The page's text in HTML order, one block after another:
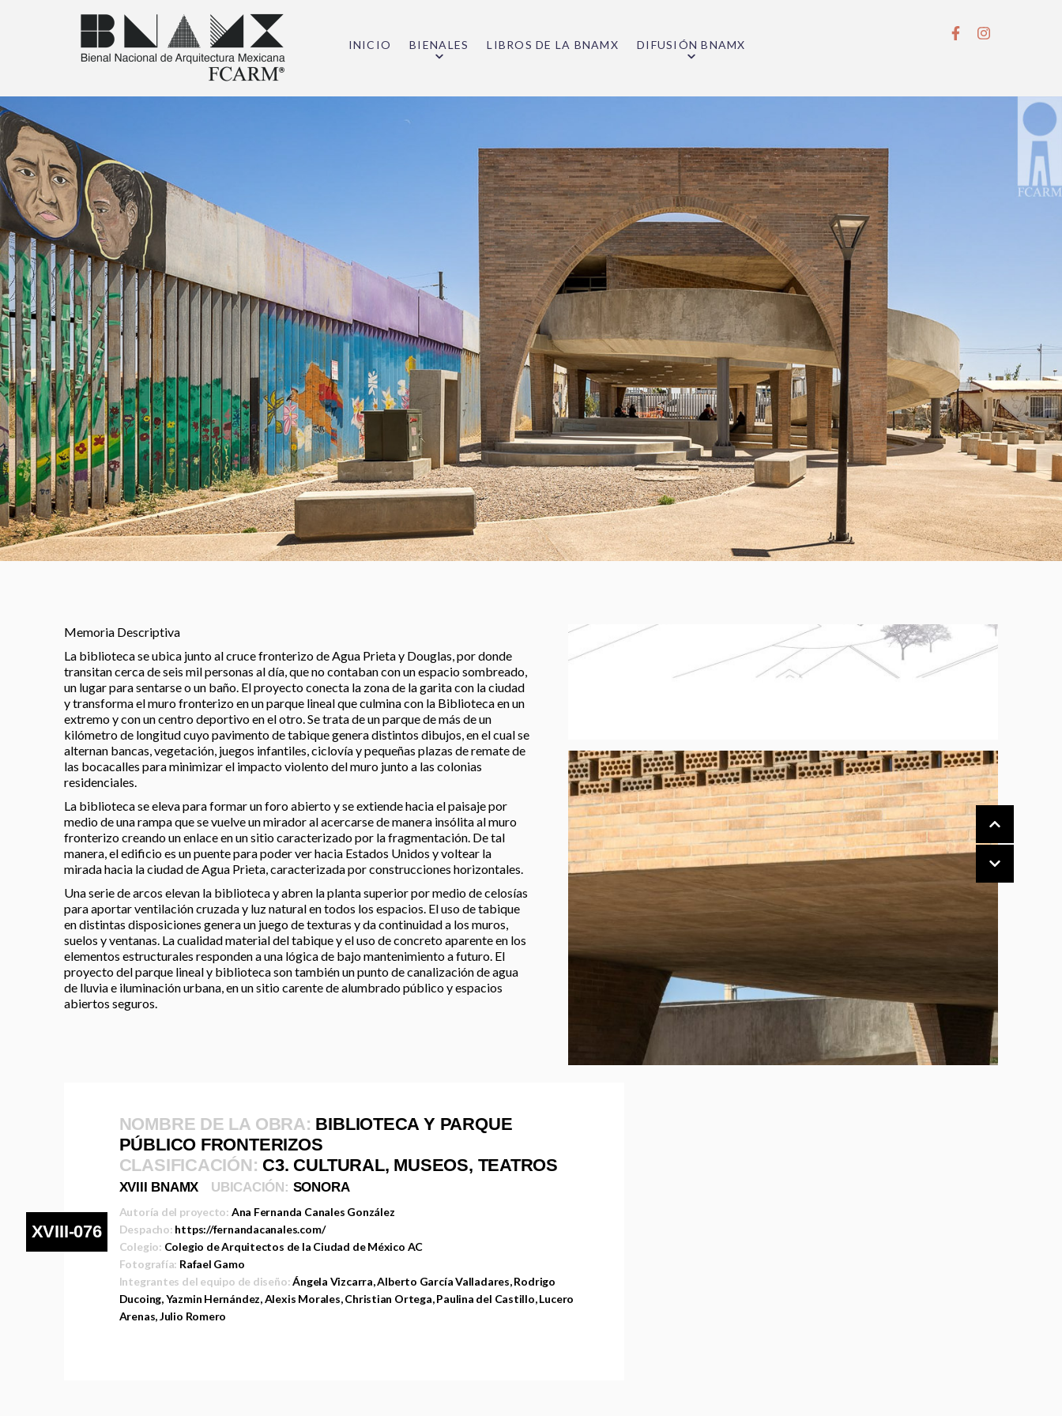
INICIO BIENALES LIBROS DE LA BNAMX DIFUSIÓN BNAMX
Memoria Descriptiva
La biblioteca se ubica junto al cruce fronterizo de Agua Prieta y Douglas, por donde
transitan cerca de seis mil personas al día, que no contaban con un espacio sombreado,
un lugar para sentarse o un baño. El proyecto conecta la zona de la garita con la ciudad
y transforma el muro fronterizo en un parque lineal que culmina con la Biblioteca en un
extremo y con un centro deportivo en el otro. Se trata de un parque de más de un
kilómetro de longitud cuyo pavimento de tabique genera distintos dibujos, en el cual se
alternan bancas, vegetación, juegos infantiles, ciclovía y pequeñas plazas de remate de
las bocacalles para minimizar el impacto violento del muro junto a las colonias
residenciales.
La biblioteca se eleva para formar un foro abierto y se extiende hacia el paisaje por
medio de una rampa que se vuelve un mirador al acercarse de manera insólita al muro
fronterizo creando un enlace en un sitio caracterizado por la fragmentación. De tal
manera, el edificio es un puente para poder ver hacia Estados Unidos y voltear la
mirada hacia la ciudad de Agua Prieta, caracterizada por construcciones horizontales.
Una serie de arcos elevan la biblioteca y abren la planta superior por medio de celosías
para aportar ventilación cruzada y luz natural en todos los espacios. El uso de tabique
en distintas disposiciones genera un juego de texturas y da continuidad a los muros,
suelos y ventanas. La cualidad material del tabique y el uso de concreto aparente en los
elementos estructurales responden a una lógica de bajo mantenimiento a futuro. El
proyecto del parque lineal y biblioteca son también un punto de canalización de agua
de lluvia e iluminación urbana, en un sitio carente de alumbrado público y espacios
abiertos seguros.
XVIII-076
NOMBRE DE LA OBRA: BIBLIOTECA Y PARQUE
PÚBLICO FRONTERIZOS
CLASIFICACIÓN: C3. CULTURAL, MUSEOS, TEATROS
XVIII BNAMX UBICACIÓN: SONORA
Autoría del proyecto: Ana Fernanda Canales González
Despacho: https://fernandacanales.com/
Colegio: Colegio de Arquitectos de la Ciudad de México AC
Fotografía: Rafael Gamo
Integrantes del equipo de diseño:Ángela Vizcarra, Alberto García Valladares, Rodrigo
Ducoing, Yazmin Hernández, Alexis Morales, Christian Ortega, Paulina del Castillo, Lucero
Arenas, Julio Romero